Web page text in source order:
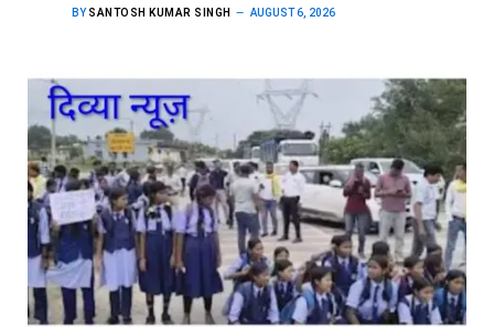
BY SANTOSH KUMAR SINGH AUGUST 6, 2026